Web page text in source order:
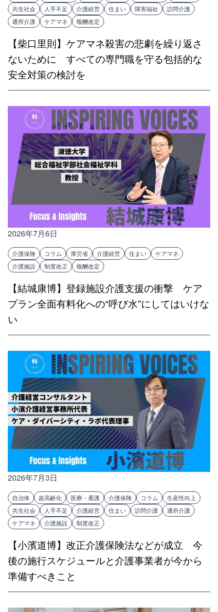
共生社会
人手不足 介護経営 住まい 障害福祉
訪問介護
通所介護
ケアマネ 報酬改定
【柴口里則】ケアマネ殺害の悲劇を繰り返さ
ないために すべての専門職を守る包括的な
安全対策の検討を
2026年7月6日
介護保険 コラム 厚労省 介護経営 住まい
ケアマネ
介護施設
制度改正 報酬改定
【結城康博】登録施設介護支援の衝撃 ケア
プラン全面有料化への“呼び水”にしてはいけな
い
2026年7月3日
自治体 超高齢化 医療・看護 介護保険 コラム
生産性向上
共生社会
人手不足 介護経営 住まい 訪問介護
通所介護
ケアマネ
介護施設 制度改正
【小濱道博】改正介護保険法などが成立 今
後の施行スケジュールと介護事業者が今から
準備すべきこと